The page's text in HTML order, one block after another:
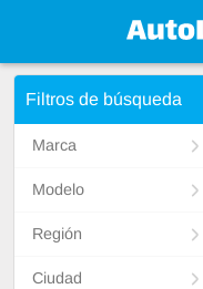
Filtros de búsqueda
Marca
Modelo
Región
Ciudad